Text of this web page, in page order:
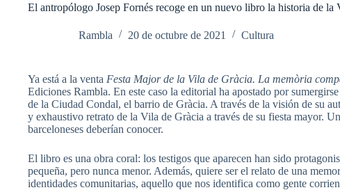
El antropólogo Josep Fornés recoge en un nuevo libro la historia de la
Rambla 20 de octubre de 2021 Cultura
Ya está a la venta Festa Major de la Vila de Gràcia. La memòria
Ediciones Rambla. En este caso la editorial ha apostado por
de la Ciudad Condal, el barrio de Gràcia. A través de la visión de su
y exhaustivo retrato de la Vila de Gràcia a través de su fiesta mayor.
barceloneses deberían conocer.
El libro es una obra coral: los testigos que aparecen han sido
pequeña, pero nunca menor. Además, quiere ser el relato de una
identidades comunitarias, aquello que nos identifica como gente